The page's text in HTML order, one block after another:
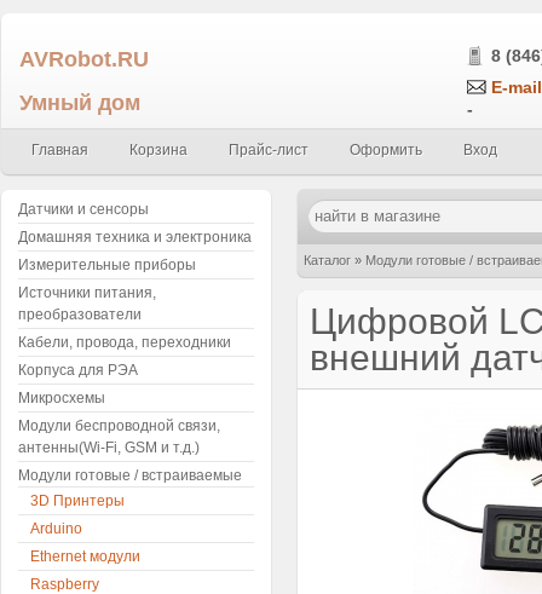
AVRobot.RU
Умный дом
8
E-
-
Главная Корзина Прайс-лист Оформить Вход
Каталог » Модули готовые /
Цифровой
внешний
Датчики и сенсоры
Домашняя техника и электроника
Измерительные приборы
Источники питания,
преобразователи
Кабели, провода, переходники
Корпуса для РЭА
Микросхемы
Модули беспроводной связи,
антенны(Wi-Fi, GSM и т.д.)
Модули готовые / встраиваемые
3D Принтеры
Arduino
Ethernet модули
Raspberry